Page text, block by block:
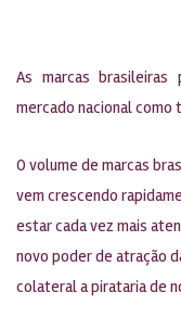
As marcas
mercado nacional como
O volume de marcas
vem crescendo
estar cada vez mais
novo poder de atração
colateral a pirataria de